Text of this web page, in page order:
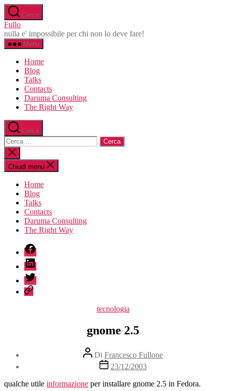
Salta
al
contenuto
Cerca
Fullo
nulla e' impossibile per chi non lo deve fare!
Menu
Home
Blog
Talks
Contacts
Daruma Consulting
The Right Way
Cerca
Cerca:
Chiudi
la
ricerca
Chiudi menu
Home
Blog
Talks
Contacts
Daruma Consulting
The Right Way
fb
linkedin
twitter
sessionize
Categorie
tecnologia
gnome 2.5
Autore
articolo
Di Francesco Fullone
Data
dell'articolo
23/12/2003
qualche utile informazione per installare gnome 2.5 in Fedora.